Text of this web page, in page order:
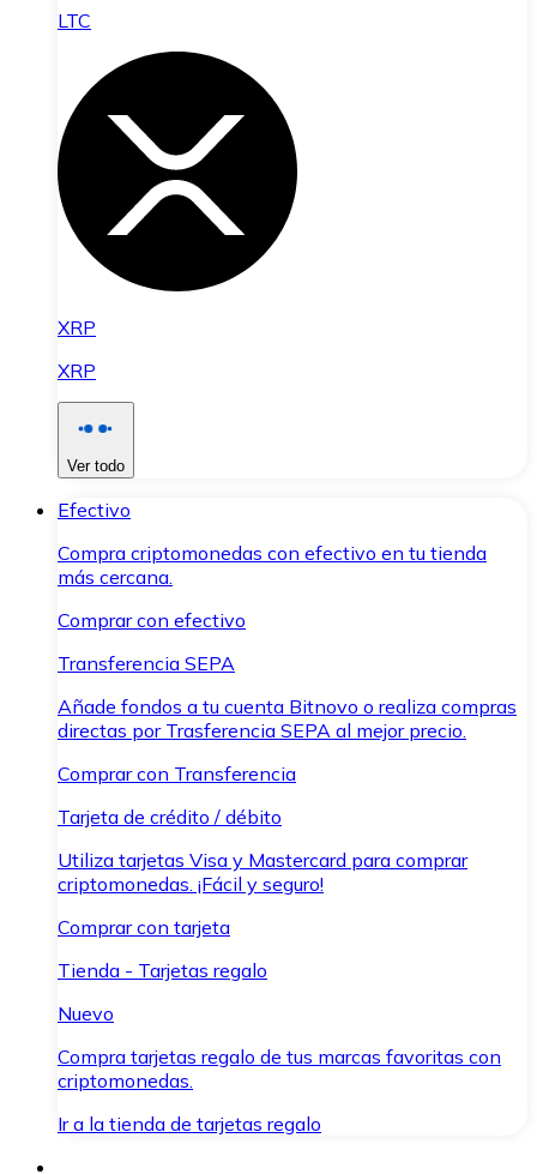
LTC
XRP
XRP
Ver todo
Efectivo
Compra criptomonedas con efectivo en tu tienda
más cercana.
Comprar con efectivo
Transferencia SEPA
Añade fondos a tu cuenta Bitnovo o realiza compras
directas por Trasferencia SEPA al mejor precio.
Comprar con Transferencia
Tarjeta de crédito / débito
Utiliza tarjetas Visa y Mastercard para comprar
criptomonedas. ¡Fácil y seguro!
Comprar con tarjeta
Tienda - Tarjetas regalo
Nuevo
Compra tarjetas regalo de tus marcas favoritas con
criptomonedas.
Ir a la tienda de tarjetas regalo